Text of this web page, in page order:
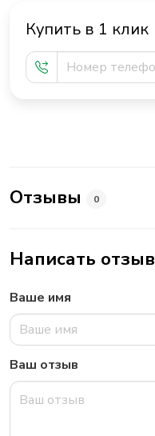
Купить в 1 клик
Отзывы 0
Написать отзыв
Ваше имя
Ваш отзыв